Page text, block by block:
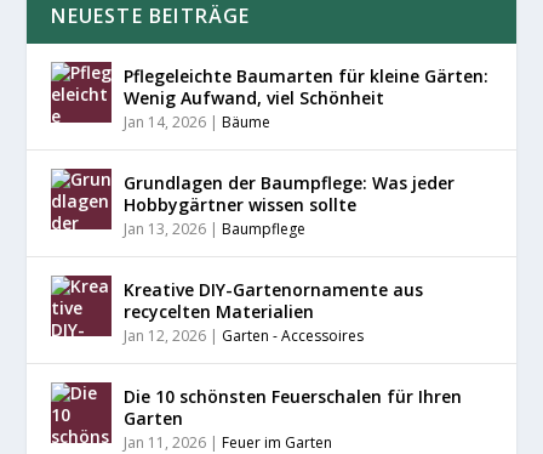
NEUESTE BEITRÄGE
Pflegeleichte Baumarten für kleine Gärten:
Wenig Aufwand, viel Schönheit
Jan 14, 2026 |Bäume
Grundlagen der Baumpflege: Was jeder
Hobbygärtner wissen sollte
Jan 13, 2026 |Baumpflege
Kreative DIY-Gartenornamente aus
recycelten Materialien
Jan 12, 2026 | Garten - Accessoires
Die 10 schönsten Feuerschalen für Ihren
Garten
Jan 11, 2026 |Feuer im Garten